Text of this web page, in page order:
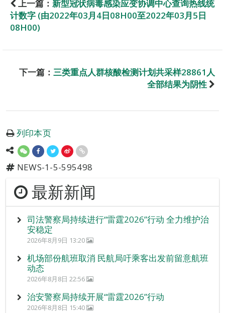
上一篇： 新型冠状病毒感染应变协调中心查询热线统
计数字 (由2022年03月4日08H00至2022年03月5日
08H00)
下一篇： 三类重点人群核酸检测计划共采样28861人
全部结果为阴性
列印本页
NEWS-1-5-595498
最新新闻
司法警察局持续进行“雷霆2026”行动 全力维护治
安稳定
2026年8月9日 13:20
机场部份航班取消 民航局吁乘客出发前留意航班
动态
2026年8月8日 22:56
治安警察局持续开展“雷霆2026”行动
2026年8月8日 15:40